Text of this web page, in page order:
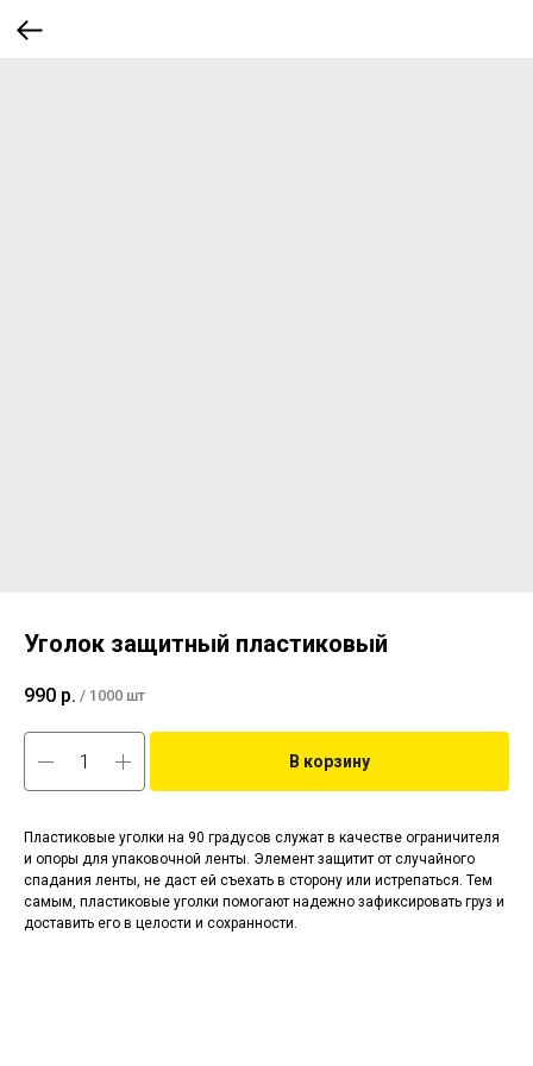
Уголок защитный пластиковый
990 р. / 1000 шт
В корзину
Пластиковые уголки на 90 градусов служат в качестве ограничителя
и опоры для упаковочной ленты. Элемент защитит от случайного
спадания ленты, не даст ей съехать в сторону или истрепаться. Тем
самым, пластиковые уголки помогают надежно зафиксировать груз и
доставить его в целости и сохранности.